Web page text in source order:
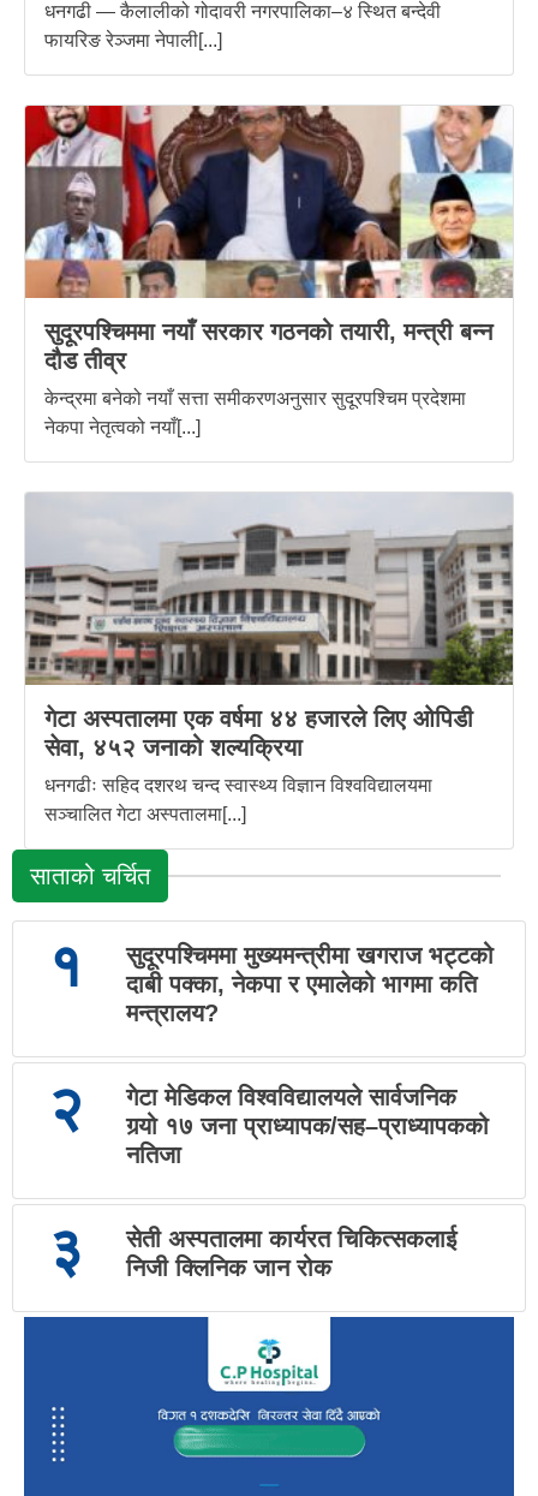
धनगढी — कैलालीको गोदावरी नगरपालिका–४ स्थित बन्देवी
फायरिङ रेञ्जमा नेपाली[...]
सुदूरपश्चिममा नयाँ सरकार गठनको तयारी, मन्त्री बन्न
दौड तीव्र
केन्द्रमा बनेको नयाँ सत्ता समीकरणअनुसार सुदूरपश्चिम प्रदेशमा
नेकपा नेतृत्वको नयाँ[...]
गेटा अस्पतालमा एक वर्षमा ४४ हजारले लिए ओपिडी
सेवा, ४५२ जनाको शल्यक्रिया
धनगढीः सहिद दशरथ चन्द स्वास्थ्य विज्ञान विश्वविद्यालयमा
सञ्चालित गेटा अस्पतालमा[...]
साताको चर्चित
१
सुदूरपश्चिममा मुख्यमन्त्रीमा खगराज भट्टको
दाबी पक्का, नेकपा र एमालेको भागमा कति
मन्त्रालय?
२
गेटा मेडिकल विश्वविद्यालयले सार्वजनिक
गर्‍यो १७ जना प्राध्यापक/सह–प्राध्यापकको
नतिजा
३
सेती अस्पतालमा कार्यरत चिकित्सकलाई
निजी क्लिनिक जान रोक